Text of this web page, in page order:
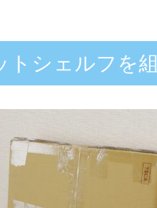
トシェルフを